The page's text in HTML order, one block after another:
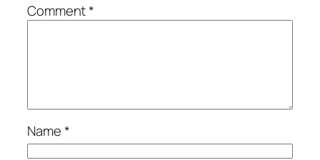
Comment*
Name*